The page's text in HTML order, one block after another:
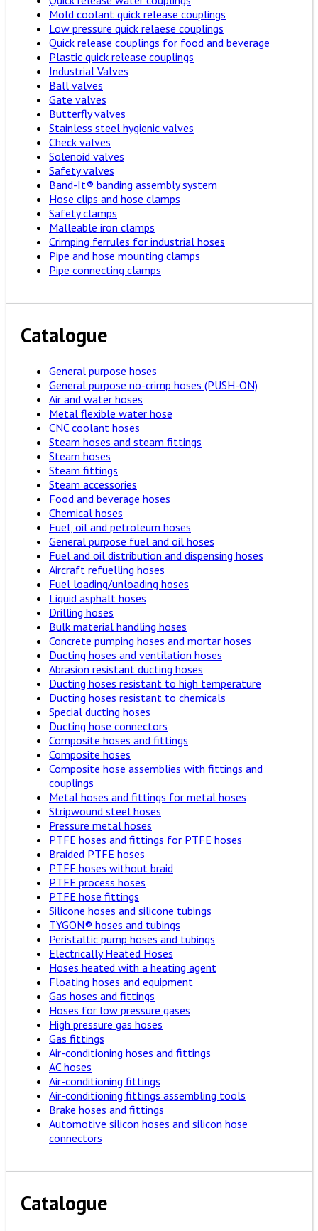
Mold coolant quick release couplings
Low pressure quick relaese couplings
Quick release couplings for food and beverage
Plastic quick release couplings
Industrial Valves
Ball valves
Gate valves
Butterfly valves
Stainless steel hygienic valves
Check valves
Solenoid valves
Safety valves
Band-It® banding assembly system
Hose clips and hose clamps
Safety clamps
Malleable iron clamps
Crimping ferrules for industrial hoses
Pipe and hose mounting clamps
Pipe connecting clamps
Catalogue
General purpose hoses
General purpose no-crimp hoses (PUSH-ON)
Air and water hoses
Metal flexible water hose
CNC coolant hoses
Steam hoses and steam fittings
Steam hoses
Steam fittings
Steam accessories
Food and beverage hoses
Chemical hoses
Fuel, oil and petroleum hoses
General purpose fuel and oil hoses
Fuel and oil distribution and dispensing hoses
Aircraft refuelling hoses
Fuel loading/unloading hoses
Liquid asphalt hoses
Drilling hoses
Bulk material handling hoses
Concrete pumping hoses and mortar hoses
Ducting hoses and ventilation hoses
Abrasion resistant ducting hoses
Ducting hoses resistant to high temperature
Ducting hoses resistant to chemicals
Special ducting hoses
Ducting hose connectors
Composite hoses and fittings
Composite hoses
Composite hose assemblies with fittings and
couplings
Metal hoses and fittings for metal hoses
Stripwound steel hoses
Pressure metal hoses
PTFE hoses and fittings for PTFE hoses
Braided PTFE hoses
PTFE hoses without braid
PTFE process hoses
PTFE hose fittings
Silicone hoses and silicone tubings
TYGON® hoses and tubings
Peristaltic pump hoses and tubings
Electrically Heated Hoses
Hoses heated with a heating agent
Floating hoses and equipment
Gas hoses and fittings
Hoses for low pressure gases
High pressure gas hoses
Gas fittings
Air-conditioning hoses and fittings
AC hoses
Air-conditioning fittings
Air-conditioning fittings assembling tools
Brake hoses and fittings
Automotive silicon hoses and silicon hose
connectors
Catalogue